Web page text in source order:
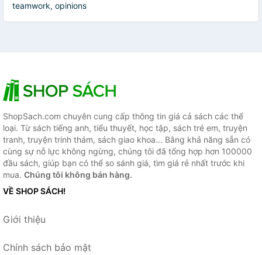
teamwork, opinions
ShopSach.com chuyên cung cấp thông tin giá cả sách các thể
loại. Từ sách tiếng anh, tiểu thuyết, học tập, sách trẻ em, truyện
tranh, truyện trinh thám, sách giao khoa... Bằng khả năng sẵn có
cùng sự nỗ lực không ngừng, chúng tôi đã tổng hợp hơn 100000
đầu sách, giúp bạn có thể so sánh giá, tìm giá rẻ nhất trước khi
mua. Chúng tôi không bán hàng.
VỀ SHOP SÁCH!
Giới thiệu
Chính sách bảo mật